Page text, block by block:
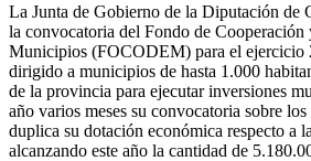
La Junta de Gobierno de la Diputación de
la convocatoria del Fondo de Cooperación
Municipios (FOCODEM) para el ejercicio
dirigido a municipios de hasta 1.000
de la provincia para ejecutar inversiones
año varios meses su convocatoria sobre
duplica su dotación económica respecto a
alcanzando este año la cantidad de